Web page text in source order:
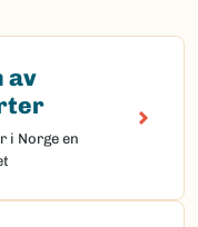
av
i Norge en
arter